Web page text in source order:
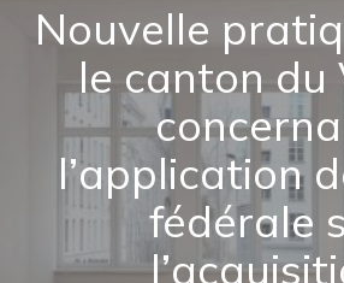
Nouvelle
le canton du
l’application
fédérale